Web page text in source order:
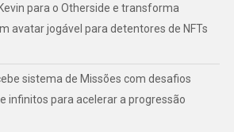
para o Otherside e transforma
avatar jogável para detentores de NFTs
sistema de Missões com desafios
infinitos para acelerar a progressão